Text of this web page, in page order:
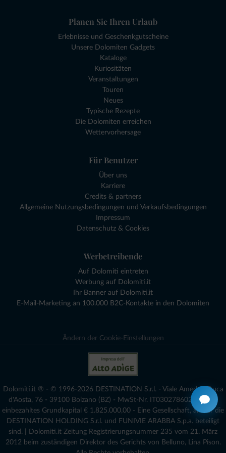
Planen Sie Ihren Urlaub
Erlebnisse und Geschenkgutscheine
Unsere Dolomiten Gadgets
Kataloge
Kuriositäten
Veranstaltungen
Touren
Neues
Typische Rezepte
Die Dolomiten erreichen
Wettervorhersage
Für Benutzer
Über uns
Karriere
Credits & partners
Allgemeine Nutzungsbedingungen und Verkaufsbedingungen
Impressum
Datenschutz & Cookies
Werbetreibende
Auf Dolomiti eintreten
Werbung auf Dolomiti.it
Ihr Banner auf Dolomiti.it
E-Mail-Marketing an 100.000 B2C-Kontakte in den Dolomiten
Ändern der Cookie-Einstellungen
Dolomiti.it ® - © 1996-2026 DESTINATION S.r.l. - Viale Amedeo Duca
d'Aosta, 76 - 39100 Bolzano (BZ) - MwSt-Nr. IT03027860216 - voll
einbezahltes Grundkapital € 1.825.000,00 - Eine Gesellschaft, an der die
DESTINATION HOLDING S.r.l. und FUNIVIE ARABBA S.p.a. beteiligt
sind. | Dolomiti.it Zeitung Registrierungsnummer 235 vom 21. März
2012 beim zuständigen Direktor des Gerichts von Belluno, Lina Pison.